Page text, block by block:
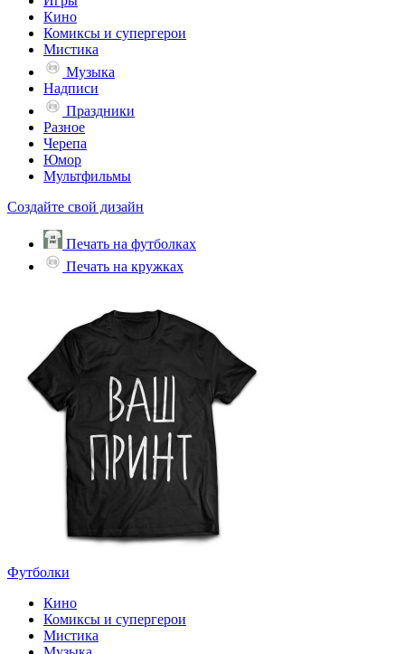
Кино
Комиксы и супергерои
Мистика
Музыка
Надписи
Праздники
Разное
Черепа
Юмор
Мультфильмы
Создайте свой дизайн
Печать на футболках
Печать на кружках
Футболки
Кино
Комиксы и супергерои
Мистика